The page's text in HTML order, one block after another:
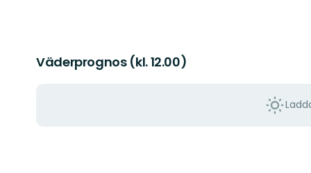
Väderprognos (kl. 12.00)